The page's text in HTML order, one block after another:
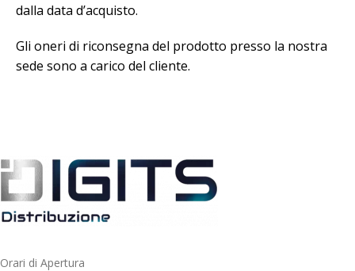
dalla data d’acquisto.
Gli oneri di riconsegna del prodotto presso la nostra
sede sono a carico del cliente.
Orari di Apertura